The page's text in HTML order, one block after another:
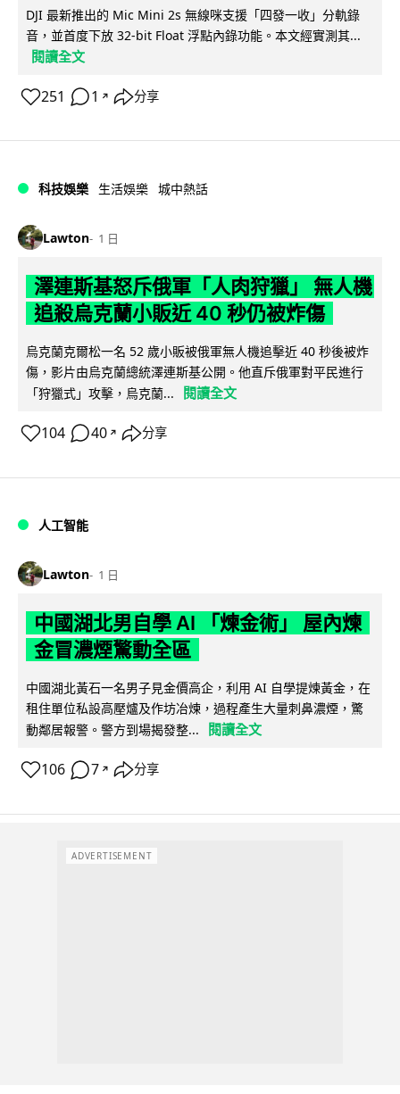
DJI 最新推出的 Mic Mini 2s 無線咪支援「四發一收」分軌錄
音，並首度下放 32-bit Float 浮點內錄功能。本文經實測其...
閱讀全文
251 1 ↗ 分享
科技娛樂 生活娛樂 城中熱話
Lawton 1 日
澤連斯基怒斥俄軍「人肉狩獵」 無人機
追殺烏克蘭小販近 40 秒仍被炸傷
烏克蘭克爾松一名 52 歲小販被俄軍無人機追擊近 40 秒後被炸
傷，影片由烏克蘭總統澤連斯基公開。他直斥俄軍對平民進行
「狩獵式」攻擊，烏克蘭...
閱讀全文
104 40 ↗ 分享
人工智能
Lawton 1 日
中國湖北男自學 AI 「煉金術」 屋內煉
金冒濃煙驚動全區
中國湖北黃石一名男子見金價高企，利用 AI 自學提煉黃金，在
租住單位私設高壓爐及作坊冶煉，過程產生大量刺鼻濃煙，驚
動鄰居報警。警方到場揭發整...
閱讀全文
106 7 ↗ 分享
ADVERTISEMENT